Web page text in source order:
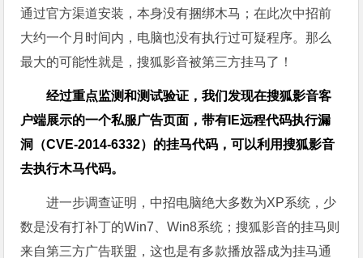
通过官方渠道安装，本身没有捆绑木马；在此次中招前
大约一个月时间内，电脑也没有执行过可疑程序。那么
最大的可能性就是，搜狐影音被第三方挂马了！
经过重点监测和测试验证，我们发现在搜狐影音客
户端展示的一个私服广告页面，带有IE远程代码执行漏
洞（CVE-2014-6332）的挂马代码，可以利用搜狐影音
去执行木马代码。
进一步调查证明，中招电脑绝大多数为XP系统，少
数是没有打补丁的Win7、Win8系统；搜狐影音的挂马则
来自第三方广告联盟，这也是有多款播放器成为挂马通